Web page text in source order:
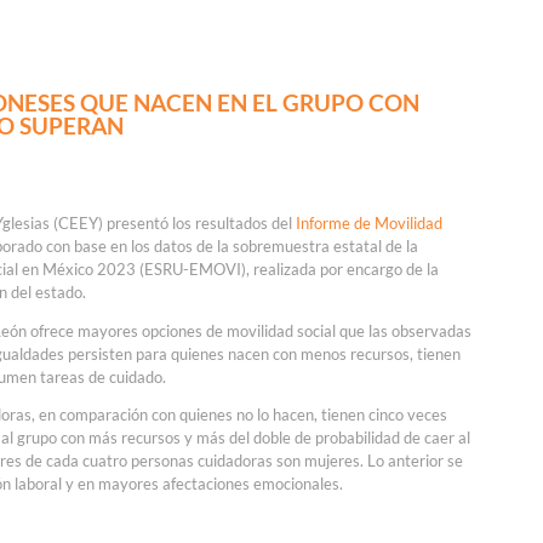
QUE NACEN EN EL GRUPO CON
SUPERAN
(CEEY) presentó los resultados del Informe de Movilidad
con base en los datos de la sobremuestra estatal de la
en México 2023 (ESRU-EMOVI), realizada por encargo de la
del estado.
ofrece mayores opciones de movilidad social que las observadas
persisten para quienes nacen con menos recursos, tienen
tareas de cuidado.
en comparación con quienes no lo hacen, tienen cinco veces
grupo con más recursos y más del doble de probabilidad de caer al
de cada cuatro personas cuidadoras son mujeres. Lo anterior se
laboral y en mayores afectaciones emocionales.